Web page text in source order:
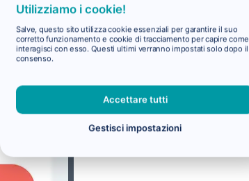
Utilizziamo i cookie!
Salve, questo sito utilizza cookie essenziali per garantire il suo
corretto funzionamento e cookie di tracciamento per capire come
interagisci con esso. Questi ultimi verranno impostati solo dopo il
consenso.
Accettare tutti
Gestisci impostazioni